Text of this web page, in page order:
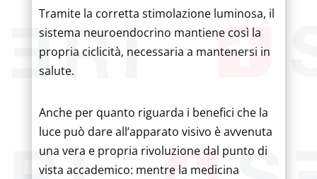
Tramite la corretta stimolazione luminosa, il
sistema neuroendocrino mantiene così la
propria ciclicità, necessaria a mantenersi in
salute.
Anche per quanto riguarda i benefici che la
luce può dare all’apparato visivo è avvenuta
una vera e propria rivoluzione dal punto di
vista accademico: mentre la medicina